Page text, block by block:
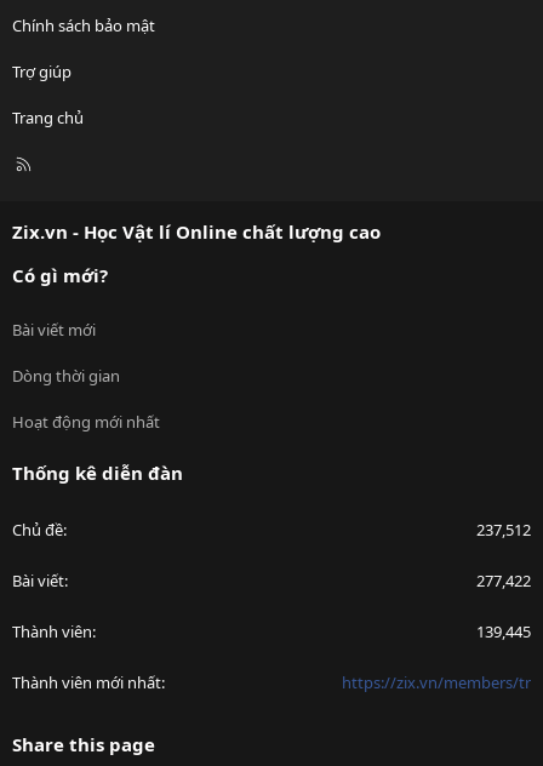
Chính sách bảo mật
Trợ giúp
Trang chủ
R
Zix.vn - Học Vật lí Online chất lượng cao
Có gì mới?
Bài viết mới
Dòng thời gian
Hoạt động mới nhất
Thống kê diễn đàn
Chủ đề 237,512
Bài viết 277,422
Thành viên 139,445
Thành viên mới nhất https://zix.vn/members/tr
Share this page